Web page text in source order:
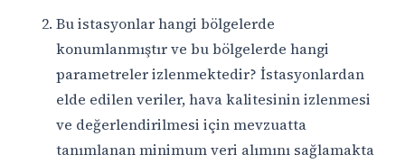
Bu istasyonlar hangi bölgelerde
konumlanmıştır ve bu bölgelerde hangi
parametreler izlenmektedir? İstasyonlardan
elde edilen veriler, hava kalitesinin izlenmesi
ve değerlendirilmesi için mevzuatta
tanımlanan minimum veri alımını sağlamakta